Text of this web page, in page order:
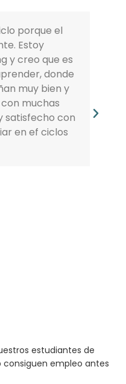
porque el
Estoy
y creo que es
donde
muy bien y
muchas
satisfecho con
en ef ciclos
estudiantes de
consiguen empleo antes